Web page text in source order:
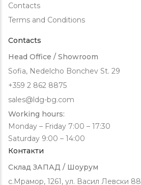
Contacts
Terms and Conditions
Contacts
Head Office / Showroom
Sofia, Nedelcho Bonchev St. 29
+359 2 862 8875
sales@ldg-bg.com
Working hours:
Monday – Friday 7:00 – 17:30
Saturday 9:00 – 14:00
Контакти
Склад ЗАПАД / Шоурум
с.Мрамор, 1261, ул. Васил Левски 88